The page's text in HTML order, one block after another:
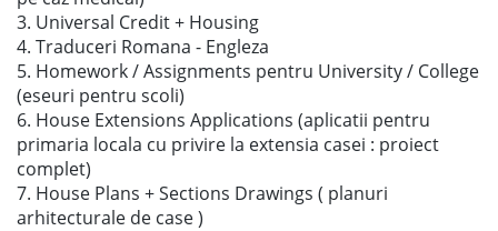
3. Universal Credit + Housing
4. Traduceri Romana - Engleza
5. Homework / Assignments pentru University / College
(eseuri pentru scoli)
6. House Extensions Applications (aplicatii pentru
primaria locala cu privire la extensia casei : proiect
complet)
7. House Plans + Sections Drawings ( planuri
arhitecturale de case )